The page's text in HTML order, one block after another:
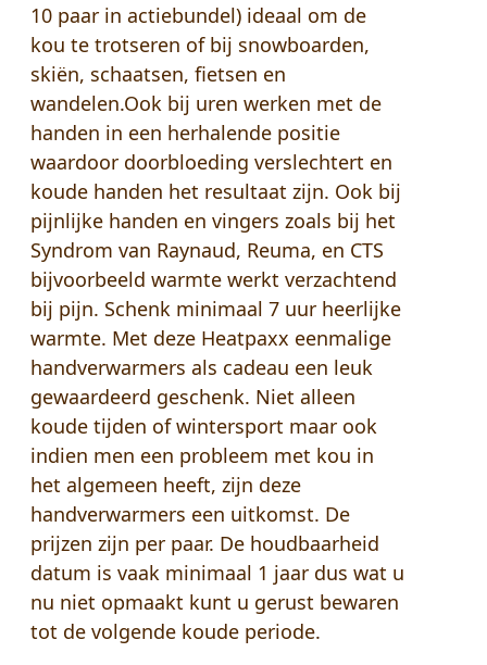
10 paar in actiebundel) ideaal om de
kou te trotseren of bij snowboarden,
skiën, schaatsen, fietsen en
wandelen.Ook bij uren werken met de
handen in een herhalende positie
waardoor doorbloeding verslechtert en
koude handen het resultaat zijn. Ook bij
pijnlijke handen en vingers zoals bij het
Syndrom van Raynaud, Reuma, en CTS
bijvoorbeeld warmte werkt verzachtend
bij pijn. Schenk minimaal 7 uur heerlijke
warmte. Met deze Heatpaxx eenmalige
handverwarmers als cadeau een leuk
gewaardeerd geschenk. Niet alleen
koude tijden of wintersport maar ook
indien men een probleem met kou in
het algemeen heeft, zijn deze
handverwarmers een uitkomst. De
prijzen zijn per paar. De houdbaarheid
datum is vaak minimaal 1 jaar dus wat u
nu niet opmaakt kunt u gerust bewaren
tot de volgende koude periode.